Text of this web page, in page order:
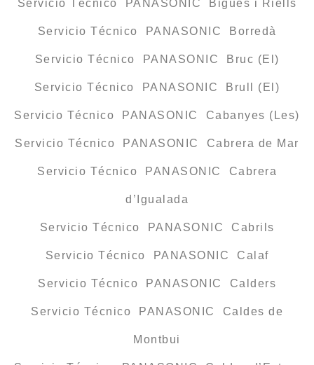
Servicio Técnico PANASONIC Bigues i Riells
Servicio Técnico PANASONIC Borredà
Servicio Técnico PANASONIC Bruc (El)
Servicio Técnico PANASONIC Brull (El)
Servicio Técnico PANASONIC Cabanyes (Les)
Servicio Técnico PANASONIC Cabrera de Mar
Servicio Técnico PANASONIC Cabrera
d’Igualada
Servicio Técnico PANASONIC Cabrils
Servicio Técnico PANASONIC Calaf
Servicio Técnico PANASONIC Calders
Servicio Técnico PANASONIC Caldes de
Montbui